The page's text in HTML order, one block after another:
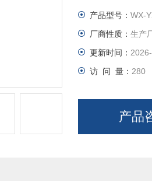
产品型号： WX-
厂商性质： 生产
更新时间：
访 问 量： 280
产品